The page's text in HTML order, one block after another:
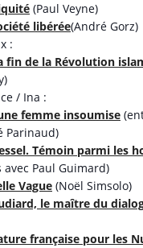
(Paul Veyne)
libérée(André Gorz)
:
fin de la Révolution
/ Ina :
femme insoumise
Parinaud)
Témoin parmi les
avec Paul Guimard)
Vague (Noël Simsolo)
le maître du
française pour les